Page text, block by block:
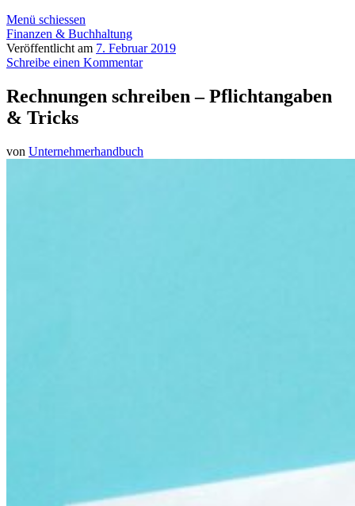
Menü schiessen
Finanzen & Buchhaltung
Veröffentlicht am 7. Februar 2019
Schreibe einen Kommentar
Rechnungen schreiben – Pflichtangaben
& Tricks
von Unternehmerhandbuch